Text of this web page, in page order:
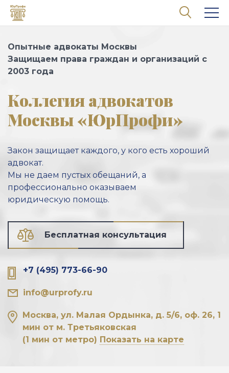
Опытные адвокаты Москвы
Защищаем права граждан и организаций с
2003 года
Коллегия адвокатов
Москвы «ЮрПрофи»
Закон защищает каждого, у кого есть хороший
адвокат.
Мы не даем пустых обещаний, а
профессионально оказываем
юридическую помощь.
Бесплатная консультация
+7 (495) 773-66-90
info@urprofy.ru
Москва, ул. Малая Ордынка, д. 5/6, оф. 26, 1
мин от м. Третьяковская
(1 мин от метро) Показать на карте